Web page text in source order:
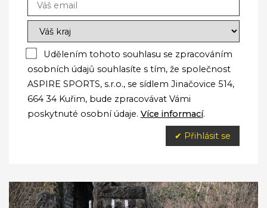
Udělením tohoto souhlasu se zpracováním
osobních údajů souhlasíte s tím, že společnost
ASPIRE SPORTS, s.r.o., se sídlem Jinačovice 514,
664 34 Kuřim, bude zpracovávat Vámi
poskytnuté osobní údaje. Více informací.